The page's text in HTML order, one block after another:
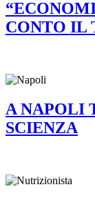
CONTO IL
A NAPOLI
SCIENZA